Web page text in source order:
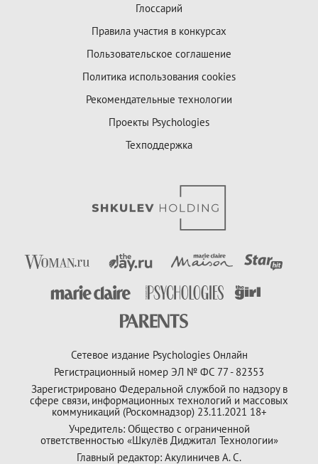
Глоссарий
Правила участия в конкурсах
Пользовательское соглашение
Политика использования cookies
Рекомендательные технологии
Проекты Psychologies
Техподдержка
Сетевое издание Psychologies Онлайн
Регистрационный номер ЭЛ № ФС 77 - 82353
Зарегистрировано Федеральной службой по надзору в
сфере связи, информационных технологий и массовых
коммуникаций (Роскомнадзор) 23.11.2021 18+
Учредитель: Общество с ограниченной
ответственностью «Шкулёв Диджитал Технологии»
Главный редактор: Акулиничев А. С.